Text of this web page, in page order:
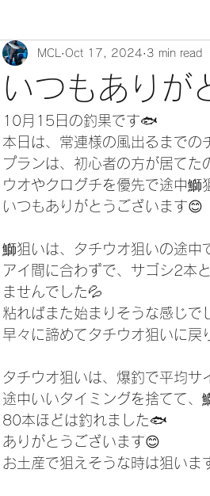
いつもありが
MCL Oct 17, 2024 3 min read
10月15日の釣果です🐟
本日は、常連様の風出るまでの
プランは、初心者の方が居てた
ウオやクログチを優先で途中鰤
いつもありがとうございます😊
鰤狙いは、タチウオ狙いの途中
アイ間に合わずで、サゴシ2本
ませんでした💦
粘ればまた始まりそうな感じで
早々に諦めてタチウオ狙いに戻
タチウオ狙いは、爆釣で平均
途中いいタイミングを捨てて、
80本ほどは釣れました🐟
ありがとうございます😊
お土産で狙えそうな時は狙いま